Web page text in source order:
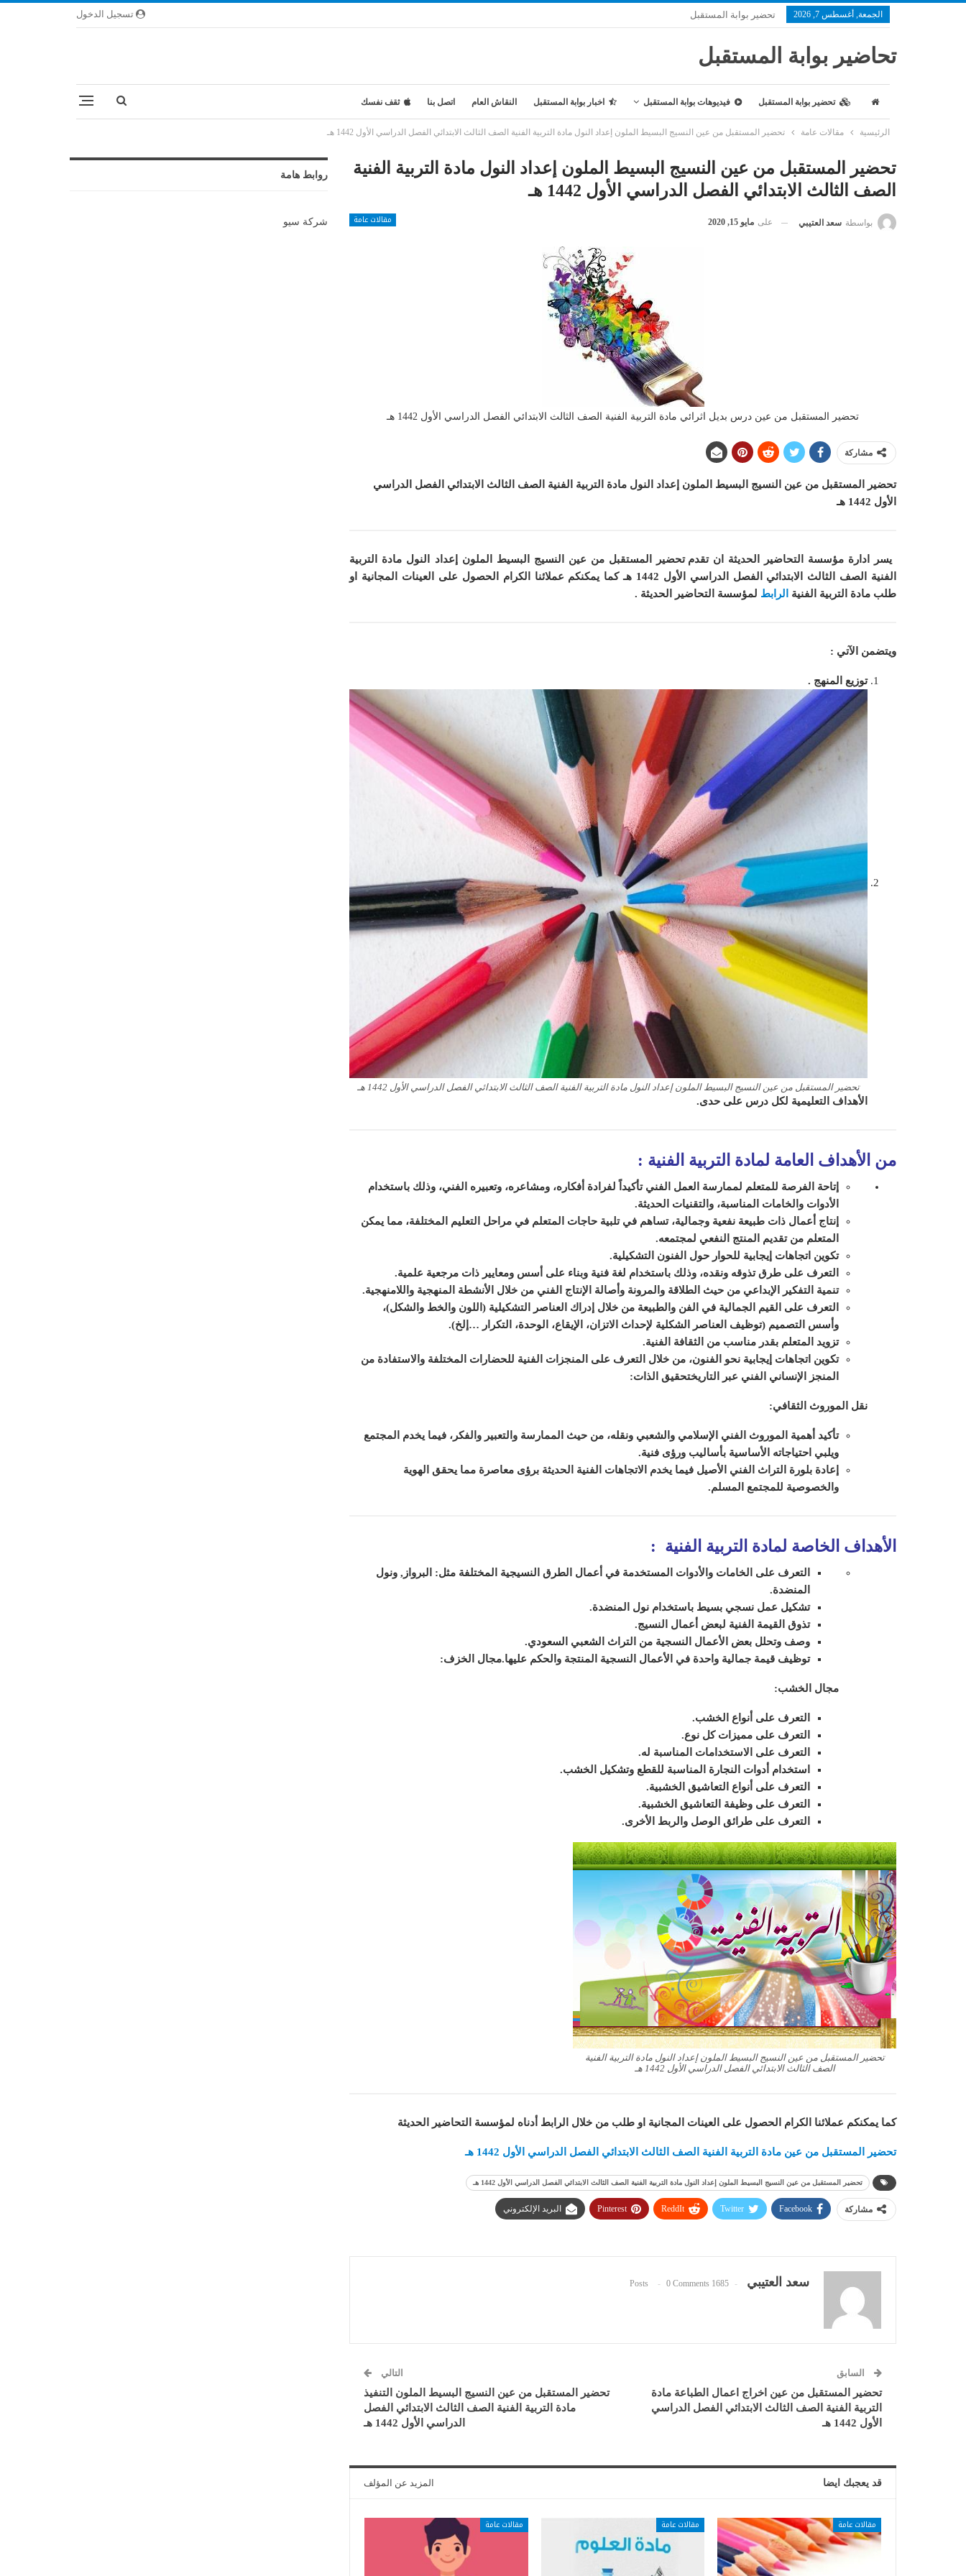
تسجيل الدخول الجمعة, أغسطس 7, 2026 تحضير بوابة المستقبل
تحاضير بوابة المستقبل
تحضير بوابة المستقبل فيديوهات بوابة المستقبل اخبار بوابة المستقبل النقاش العام اتصل بنا ثقف نفسك
الرئيسية مقالات عامة تحضير المستقبل من عين النسيج البسيط الملون إعداد النول مادة التربية الفنية الصف الثالث الابتدائي الفصل الدراسي الأول 1442 هـ
تحضير المستقبل من عين النسيج البسيط الملون إعداد النول مادة التربية الفنية
الصف الثالث الابتدائي الفصل الدراسي الأول 1442 هـ
مقالات عامة بواسطة سعد العتيبي على مايو 15, 2020
تحضير المستقبل من عين درس بديل اثرائي مادة التربية الفنية الصف الثالث الابتدائي الفصل الدراسي الأول 1442 هـ
مشاركة
تحضير المستقبل من عين النسيج البسيط الملون إعداد النول مادة التربية الفنية الصف الثالث الابتدائي الفصل الدراسي
الأول 1442 هـ
يسر ادارة مؤسسة التحاضير الحديثة ان تقدم تحضير المستقبل من عين النسيج البسيط الملون إعداد النول مادة التربية
الفنية الصف الثالث الابتدائي الفصل الدراسي الأول 1442 هـ
كما يمكنكم عملائنا الكرام الحصول على العينات المجانية او
طلب مادة
التربية الفنية الرابط لمؤسسة التحاضير الحديثة .
ويتضمن الآتي :
توزيع المنهج .
تحضير المستقبل من عين النسيج البسيط الملون إعداد النول مادة التربية الفنية الصف الثالث الابتدائي الفصل الدراسي الأول 1442 هـ
الأهداف التعليمية لكل درس على حدى.
من الأهداف العامة لمادة التربية الفنية :
إتاحة الفرصة للمتعلم لممارسة العمل الفني تأكيداً لفرادة أفكاره، ومشاعره، وتعبيره الفني، وذلك باستخدام
الأدوات والخامات المناسبة، والتقنيات الحديثة.
إنتاج أعمال ذات طبيعة نفعية وجمالية، تساهم في تلبية حاجات المتعلم في مراحل التعليم المختلفة، مما يمكن
المتعلم من تقديم المنتج النفعي لمجتمعه.
تكوين اتجاهات إيجابية للحوار حول الفنون التشكيلية.
التعرف على طرق تذوقه ونقده، وذلك باستخدام لغة فنية وبناء على أسس ومعايير ذات مرجعية علمية.
تنمية التفكير الإبداعي من حيث الطلاقة والمرونة وأصالة الإنتاج الفني من خلال الأنشطة المنهجية واللامنهجية.
التعرف على القيم الجمالية في الفن والطبيعة من خلال إدراك العناصر التشكيلية (اللون والخط والشكل)،
وأسس التصميم (توظيف العناصر الشكلية لإحداث الاتزان، الإيقاع، الوحدة، التكرار …إلخ).
تزويد المتعلم بقدر مناسب من الثقافة الفنية.
تكوين اتجاهات إيجابية نحو الفنون، من خلال التعرف على المنجزات الفنية للحضارات المختلفة والاستفادة من
المنجز الإنساني الفني عبر التاريختحقيق الذات:
نقل الموروث الثقافي:
تأكيد أهمية الموروث الفني الإسلامي والشعبي ونقله، من حيث الممارسة والتعبير والفكر، فيما يخدم المجتمع
ويلبي احتياجاته الأساسية بأساليب ورؤى فنية.
إعادة بلورة التراث الفني الأصيل فيما يخدم الاتجاهات الفنية الحديثة برؤى معاصرة مما يحقق الهوية
والخصوصية للمجتمع المسلم.
الأهداف الخاصة لمادة التربية الفنية :
التعرف على الخامات والأدوات المستخدمة في أعمال الطرق النسيجية المختلفة مثل: البرواز, ونول
المنضدة.
تشكيل عمل نسجي بسيط باستخدام نول المنضدة.
تذوق القيمة الفنية لبعض أعمال النسيج.
وصف وتحلل بعض الأعمال النسجية من التراث الشعبي السعودي.
توظيف قيمة جمالية واحدة في الأعمال النسجية المنتجة والحكم عليها.مجال الخزف:
مجال الخشب:
التعرف على أنواع الخشب.
التعرف على مميزات كل نوع.
التعرف على الاستخدامات المناسبة له.
استخدام أدوات النجارة المناسبة للقطع وتشكيل الخشب.
التعرف على أنواع التعاشيق الخشبية.
التعرف على وظيفة التعاشيق الخشبية.
التعرف على طرائق الوصل والربط الأخرى.
تحضير المستقبل من عين النسيج البسيط الملون إعداد النول مادة التربية الفنية
الصف الثالث الابتدائي الفصل الدراسي الأول 1442 هـ
كما يمكنكم عملائنا الكرام الحصول على العينات المجانية او طلب من خلال الرابط أدناه لمؤسسة التحاضير الحديثة
تحضير المستقبل من عين مادة التربية الفنية الصف الثالث الابتدائي الفصل الدراسي الأول 1442 هـ
تحضير المستقبل من عين النسيج البسيط الملون إعداد النول مادة التربية الفنية الصف الثالث الابتدائي الفصل الدراسي الأول 1442 هـ
مشاركة Facebook
Twitter
ReddIt
Pinterest البريد الإلكتروني
سعد العتيبي 1685 Posts
0 Comments
السابق
تحضير المستقبل من عين اخراج اعمال الطباعة مادة
التربية الفنية الصف الثالث الابتدائي الفصل الدراسي
الأول 1442 هـ
التالي
تحضير المستقبل من عين النسيج البسيط الملون التنفيذ
مادة التربية الفنية الصف الثالث الابتدائي الفصل
الدراسي الأول 1442 هـ
قد يعجبك ايضا المزيد عن المؤلف
مقالات عامة مقالات عامة مقالات عامة
روابط هامة
شركة سيو